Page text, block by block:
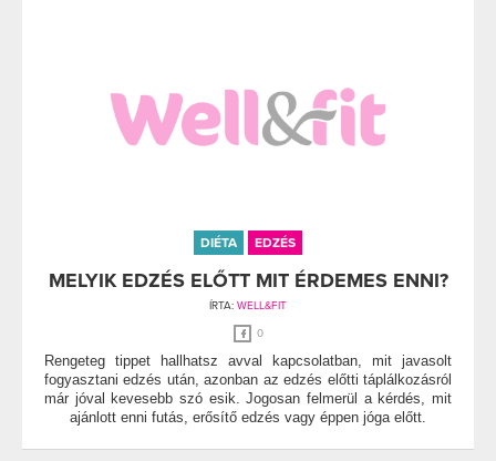
DIÉTA EDZÉS
MELYIK EDZÉS ELŐTT MIT ÉRDEMES ENNI?
ÍRTA: WELL&FIT
0
Rengeteg tippet hallhatsz avval kapcsolatban, mit javasolt
fogyasztani edzés után, azonban az edzés előtti táplálkozásról
már jóval kevesebb szó esik. Jogosan felmerül a kérdés, mit
ajánlott enni futás, erősítő edzés vagy éppen jóga előtt.